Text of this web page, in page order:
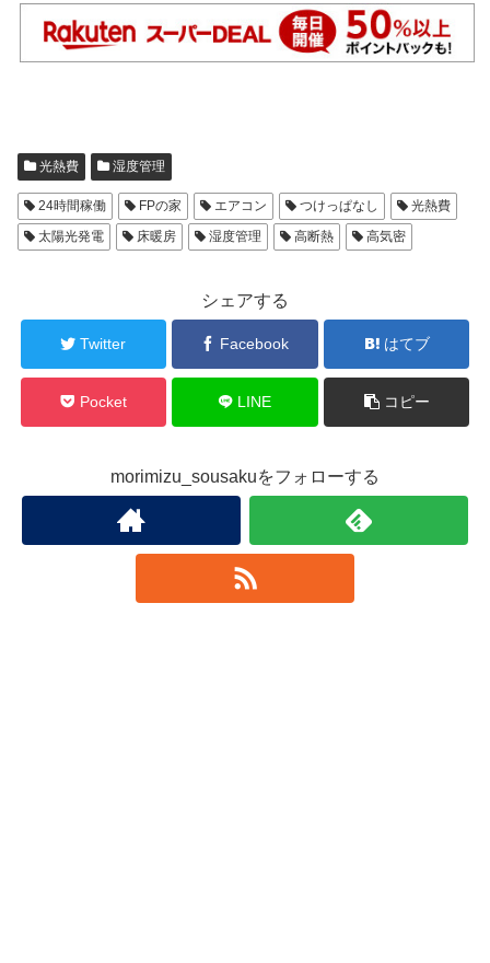
光熱費 湿度管理
24時間稼働 FPの家 エアコン つけっぱなし
光熱費
太陽光発電
床暖房 湿度管理 高断熱 高気密
シェアする
Twitter Facebook はてブ
Pocket LINE コピー
morimizu_sousakuをフォローする